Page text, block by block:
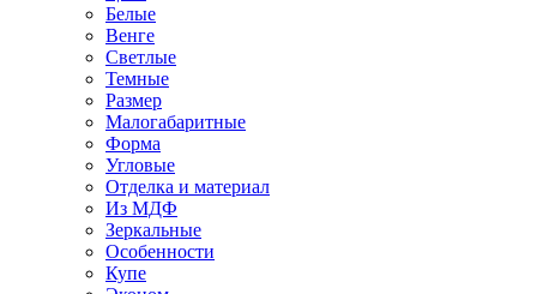
Белые
Венге
Светлые
Темные
Размер
Малогабаритные
Форма
Угловые
Отделка и материал
Из МДФ
Зеркальные
Особенности
Купе